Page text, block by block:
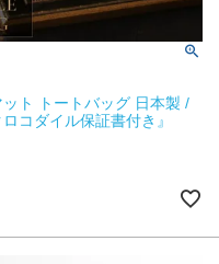
ト トートバッグ 日本製 /
コダイル保証書付き』